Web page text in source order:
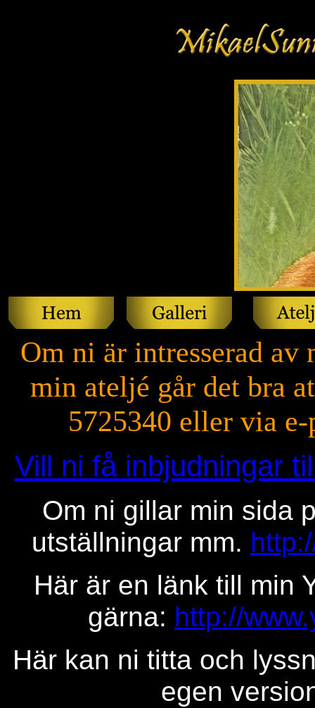
Om ni är intresserad
min ateljé går det bra
5725340 eller via
Vill ni få inbjudningar
Om ni gillar min sida
utställningar mm.
Här är en länk till min
gärna: http://
Här kan ni titta och
egen